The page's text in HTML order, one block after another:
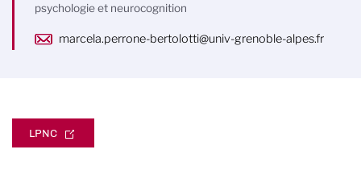
psychologie et neurocognition
marcela.perrone-bertolotti@univ-grenoble-alpes.fr
LPNC